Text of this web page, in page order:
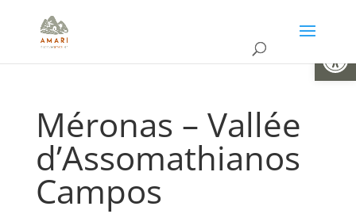
Méronas – Vallée
d’Assomathianos
Campos